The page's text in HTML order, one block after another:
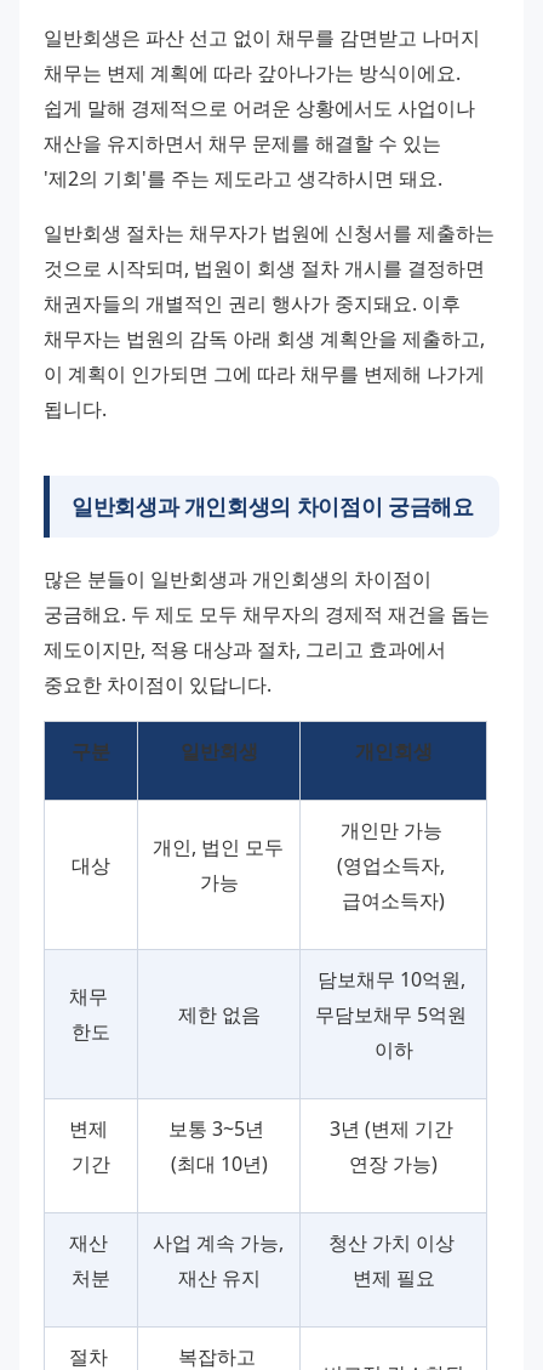
일반회생은 파산 선고 없이 채무를 감면받고 나머지
채무는 변제 계획에 따라 갚아나가는 방식이에요.
쉽게 말해 경제적으로 어려운 상황에서도 사업이나
재산을 유지하면서 채무 문제를 해결할 수 있는
'제2의 기회'를 주는 제도라고 생각하시면 돼요.
일반회생 절차는 채무자가 법원에 신청서를 제출하는
것으로 시작되며, 법원이 회생 절차 개시를 결정하면
채권자들의 개별적인 권리 행사가 중지돼요. 이후
채무자는 법원의 감독 아래 회생 계획안을 제출하고,
이 계획이 인가되면 그에 따라 채무를 변제해 나가게
됩니다.
일반회생과 개인회생의 차이점이 궁금해요
많은 분들이 일반회생과 개인회생의 차이점이
궁금해요. 두 제도 모두 채무자의 경제적 재건을 돕는
제도이지만, 적용 대상과 절차, 그리고 효과에서
중요한 차이점이 있답니다.
구분 일반회생 개인회생
대상
개인, 법인 모두
가능
개인만 가능
(영업소득자,
급여소득자)
채무
한도
제한 없음
담보채무 10억원,
무담보채무 5억원
이하
변제
기간
보통 3~5년
(최대 10년)
3년 (변제 기간
연장 가능)
재산
처분
사업 계속 가능,
재산 유지
청산 가치 이상
변제 필요
절차 복잡하고